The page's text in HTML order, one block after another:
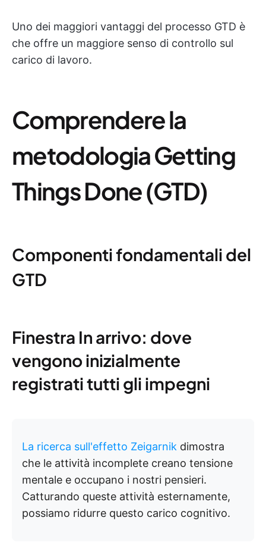
Uno dei maggiori vantaggi del processo GTD è
che offre un maggiore senso di controllo sul
carico di lavoro.
Comprendere la
metodologia Getting
Things Done (GTD)
Componenti fondamentali del
GTD
Finestra In arrivo: dove
vengono inizialmente
registrati tutti gli impegni
La ricerca sull'effetto Zeigarnik dimostra
che le attività incomplete creano tensione
mentale e occupano i nostri pensieri.
Catturando queste attività esternamente,
possiamo ridurre questo carico cognitivo.